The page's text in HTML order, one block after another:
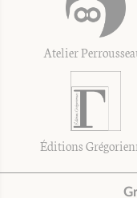
Atelier
Éditions